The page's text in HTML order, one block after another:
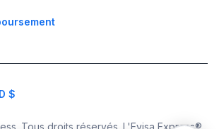
Tous droits réservés. L'Evisa Express®
$